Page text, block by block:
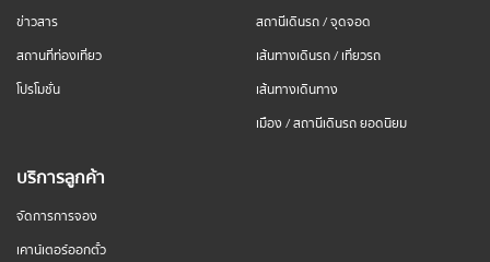
ข่าวสาร
สถานที่ท่องเที่ยว
โปรโมชั่น
สถานีเดินรถ / จุดจอด
เส้นทางเดินรถ / เที่ยวรถ
เส้นทางเดินทาง
เมือง / สถานีเดินรถ ยอดนิยม
บริการลูกค้า
จัดการการจอง
เคาน์เตอร์ออกตั๋ว